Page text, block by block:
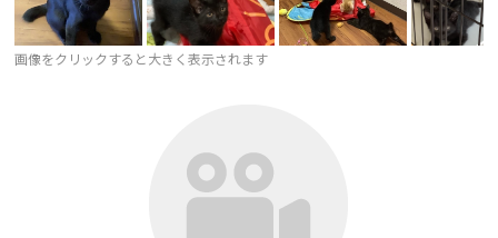
画像をクリックすると大きく表示されます